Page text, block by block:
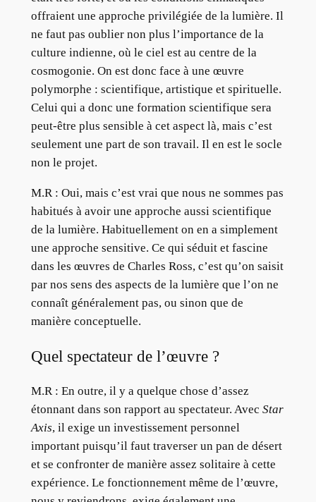
offraient une approche privilégiée de la lumière. Il
ne faut pas oublier non plus l’importance de la
culture indienne, où le ciel est au centre de la
cosmogonie. On est donc face à une œuvre
polymorphe : scientifique, artistique et spirituelle.
Celui qui a donc une formation scientifique sera
peut-être plus sensible à cet aspect là, mais c’est
seulement une part de son travail. Il en est le socle
non le projet.
M.R : Oui, mais c’est vrai que nous ne sommes pas
habitués à avoir une approche aussi scientifique
de la lumière. Habituellement on en a simplement
une approche sensitive. Ce qui séduit et fascine
dans les œuvres de Charles Ross, c’est qu’on saisit
par nos sens des aspects de la lumière que l’on ne
connaît généralement pas, ou sinon que de
manière conceptuelle.
Quel spectateur de l’œuvre ?
M.R : En outre, il y a quelque chose d’assez
étonnant dans son rapport au spectateur. Avec Star
Axis, il exige un investissement personnel
important puisqu’il faut traverser un pan de désert
et se confronter de manière assez solitaire à cette
expérience. Le fonctionnement même de l’œuvre,